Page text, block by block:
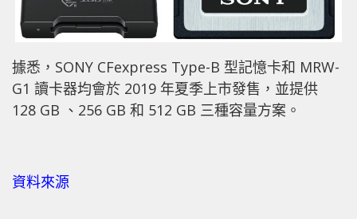
據悉，SONY CFexpress Type-B 型記憶卡和 MRW-
G1 讀卡器均會於 2019 年夏季上市發售，並提供
128 GB 、256 GB 和 512 GB 三種容量方案。
資料來源